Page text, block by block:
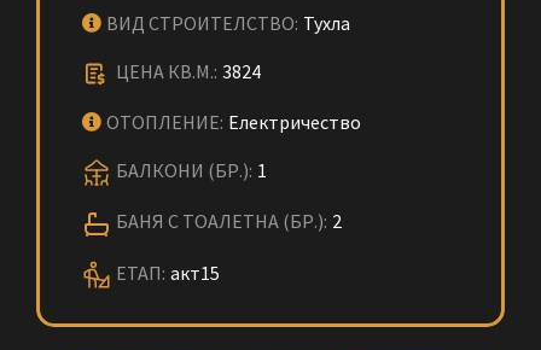
ВИД СТРОИТЕЛСТВО: Тухла
ЦЕНА КВ.М.: 3824
ОТОПЛЕНИЕ: Електричество
БАЛКОНИ (БР.): 1
БАНЯ С ТОАЛЕТНА (БР.): 2
ЕТАП: акт15